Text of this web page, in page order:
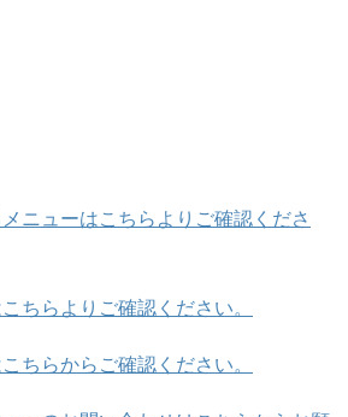
ニューはこちらよりご確認くださ
ちらよりご確認ください。
ちらからご確認ください。